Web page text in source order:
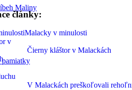
Maliny
pamiatky
články:
Malacky v minulosti
Čierny kláštor v Malackách
V Malackách preškoľovali